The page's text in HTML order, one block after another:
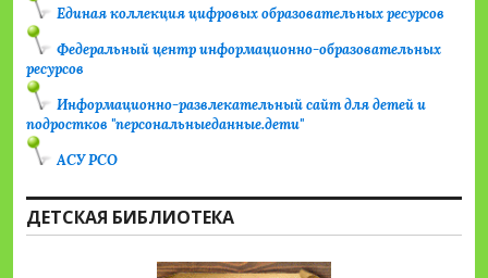
Единая коллекция цифровых образовательных ресурсов
Федеральный центр информационно-образовательных
ресурсов
Информационно-развлекательный сайт для детей и
подростков "персональныеданные.дети"
АСУ РСО
ДЕТСКАЯ БИБЛИОТЕКА